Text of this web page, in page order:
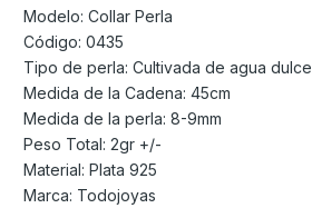
Modelo: Collar Perla
Código: 0435
Tipo de perla: Cultivada de agua dulce
Medida de la Cadena: 45cm
Medida de la perla: 8-9mm
Peso Total: 2gr +/-
Material: Plata 925
Marca: Todojoyas